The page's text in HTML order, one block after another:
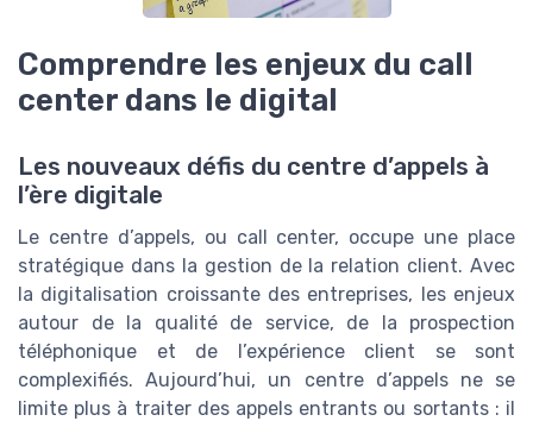
Comprendre les enjeux du call
center dans le digital
Les nouveaux défis du centre d’appels à
l’ère digitale
Le centre d’appels, ou call center, occupe une place
stratégique dans la gestion de la relation client. Avec
la digitalisation croissante des entreprises, les enjeux
autour de la qualité de service, de la prospection
téléphonique et de l’expérience client se sont
complexifiés. Aujourd’hui, un centre d’appels ne se
limite plus à traiter des appels entrants ou sortants : il